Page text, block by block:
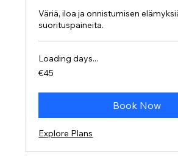
Väriä, iloa ja onnistumisen
suorituspaineita.
Loading days...
45
euros
€45
Book Now
Explore Plans